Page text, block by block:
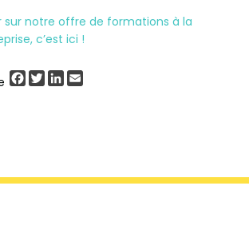
sur notre offre de formations à la
c’est ici !
Facebook
TwitterLinkedIn